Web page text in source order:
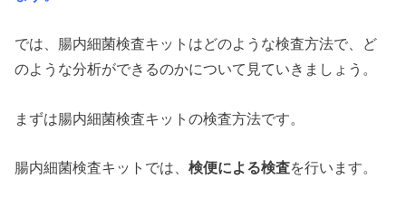
では、腸内細菌検査キットはどのような検査方法で、ど
のような分析ができるのかについて見ていきましょう。
まずは腸内細菌検査キットの検査方法です。
腸内細菌検査キットでは、検便による検査を行います。